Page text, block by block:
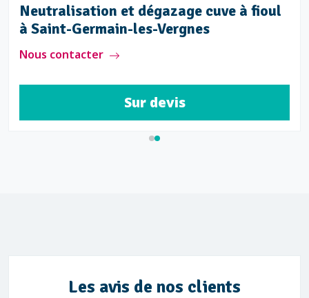
Neutralisation et dégazage cuve à fioul
à Saint-Germain-les-Vergnes
Nous contacter
Sur devis
Les avis de nos clients